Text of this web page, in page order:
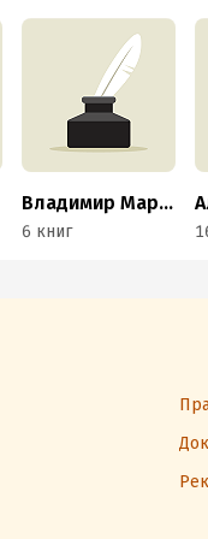
Владимир Маринович
6 книг